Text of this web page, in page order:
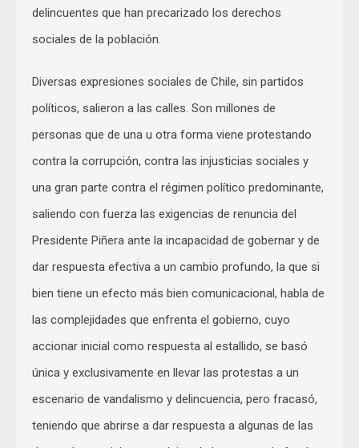
delincuentes que han precarizado los derechos
sociales de la población.
Diversas expresiones sociales de Chile, sin partidos
políticos, salieron a las calles. Son millones de
personas que de una u otra forma viene protestando
contra la corrupción, contra las injusticias sociales y
una gran parte contra el régimen político predominante,
saliendo con fuerza las exigencias de renuncia del
Presidente Piñera ante la incapacidad de gobernar y de
dar respuesta efectiva a un cambio profundo, la que si
bien tiene un efecto más bien comunicacional, habla de
las complejidades que enfrenta el gobierno, cuyo
accionar inicial como respuesta al estallido, se basó
única y exclusivamente en llevar las protestas a un
escenario de vandalismo y delincuencia, pero fracasó,
teniendo que abrirse a dar respuesta a algunas de las